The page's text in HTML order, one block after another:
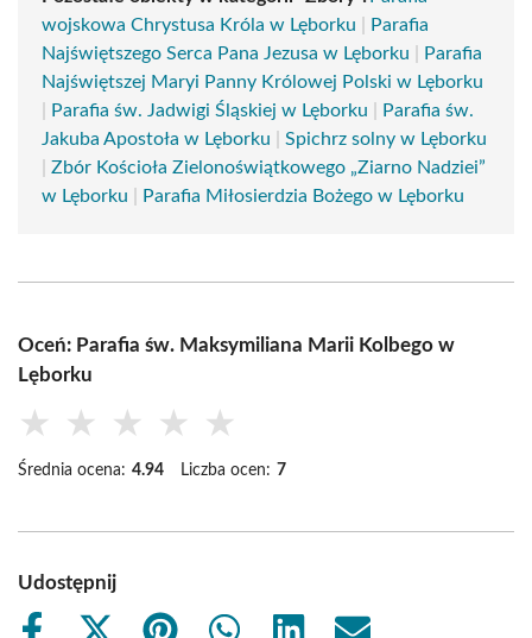
wojskowa Chrystusa Króla w Lęborku
Parafia
Najświętszego Serca Pana Jezusa w Lęborku
Parafia
Najświętszej Maryi Panny Królowej Polski w Lęborku
Parafia św. Jadwigi Śląskiej w Lęborku
Parafia św.
Jakuba Apostoła w Lęborku
Spichrz solny w Lęborku
Zbór Kościoła Zielonoświątkowego „Ziarno Nadziei”
w Lęborku
Parafia Miłosierdzia Bożego w Lęborku
Oceń: Parafia św. Maksymiliana Marii Kolbego w
Lęborku
★ ★ ★ ★ ★
Średnia ocena: 4.94 Liczba ocen: 7
Udostępnij
Share Share Share Share Share Share